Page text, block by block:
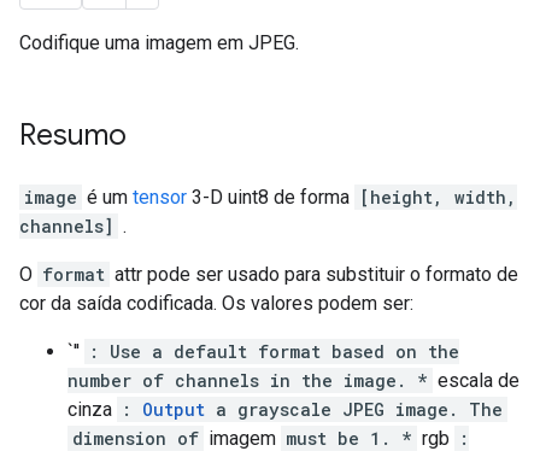
Codifique uma imagem em JPEG.
Resumo
image é um tensor 3-D uint8 de forma [height, width,
channels] .
O format attr pode ser usado para substituir o formato de
cor da saída codificada. Os valores podem ser:
`'' : Use a default format based on the
number of channels in the image. * escala de
cinza : Output a grayscale JPEG image. The
dimension of imagem must be 1. * rgb
: